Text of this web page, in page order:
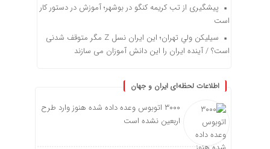
پیشگیری از تب کریمه کنگو در بوشهر؛ آموزش در دستور کار
است
سیلیکن ولیِ تهران؛ این ایران نسل Z مگر متوقف شدنی
است؟ / آینده ایران را این دانش آموزان می سازند
اطلاعات لحظه‌ای ایران و جهان
۳۰۰۰ اتوبوس وعده داده شده هنوز وارد طرح
اربعین نشده است